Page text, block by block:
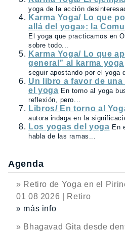
yoga de la acción
Karma Yoga/ Lo que
allá del yoga»: la
El yoga que practicamos en
sobre todo...
Karma Yoga/ Lo que
general” al karma yoga
seguir apostando por el yoga
Un libro a favor de
el yoga En torno al yoga
reflexión, pero...
Libros/ En torno al
autora indaga en la
Los yogas del yoga En
habla de las ramas...
Agenda
» Retiro de Yoga en el
01 08 2026 | Retiro
» más info
» Bhagavad Gita desde